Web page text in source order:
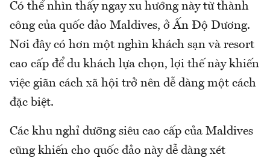
Có thể nhìn thấy ngay xu hướng này từ thành
công của quốc đảo Maldives, ở Ấn Độ Dương.
Nơi đây có hơn một nghìn khách sạn và resort
cao cấp để du khách lựa chọn, lợi thế này khiến
việc giãn cách xã hội trở nên dễ dàng một cách
đặc biệt.
Các khu nghỉ dưỡng siêu cao cấp của Maldives
cũng khiến cho quốc đảo này dễ dàng xét